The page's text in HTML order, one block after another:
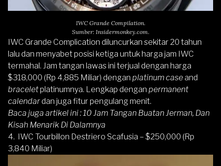
IWC Grande Compilation.
Sumber: Insidermonkey.com.
IWC Grande Complication diluncurkan sekitar 20 tahun
lalu dan menyabet posisi ketiga untuk harga jam IWC
termahal. Jam tangan lawas ini terjual dengan harga
$318,000 (Rp 4,885 Miliar) dengan platinum caseand
braceletplatinumnya. Lengkap dengan permanent
calendardan juga fitur pengulang menit.
Baca juga artikel ini :10 Jam Tangan Buatan Jerman, Dan
Kisah Menarik Di Dalamnya
4. IWC Tourbillon Destriero Scafusia – $250,000 (Rp
3,840 Miliar)